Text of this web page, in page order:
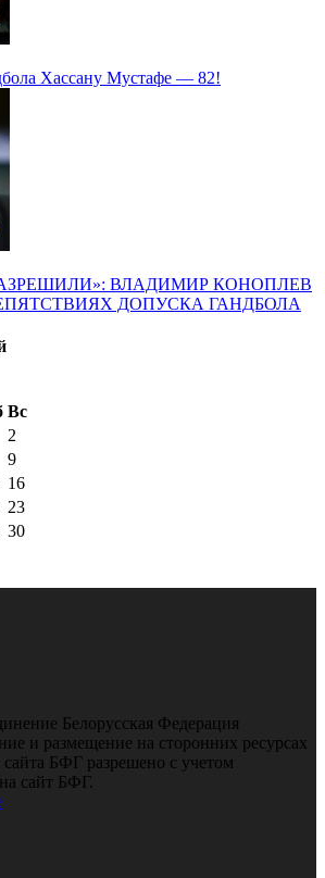
Хассану Мустафе — 82!
ВЛАДИМИР КОНОПЛЕВ
ДОПУСКА ГАНДБОЛА
Вс
2
9
16
23
30
Белорусская Федерация
и размещение на сторонних ресурсах
БФГ разрешено с учетом
сайт БФГ.